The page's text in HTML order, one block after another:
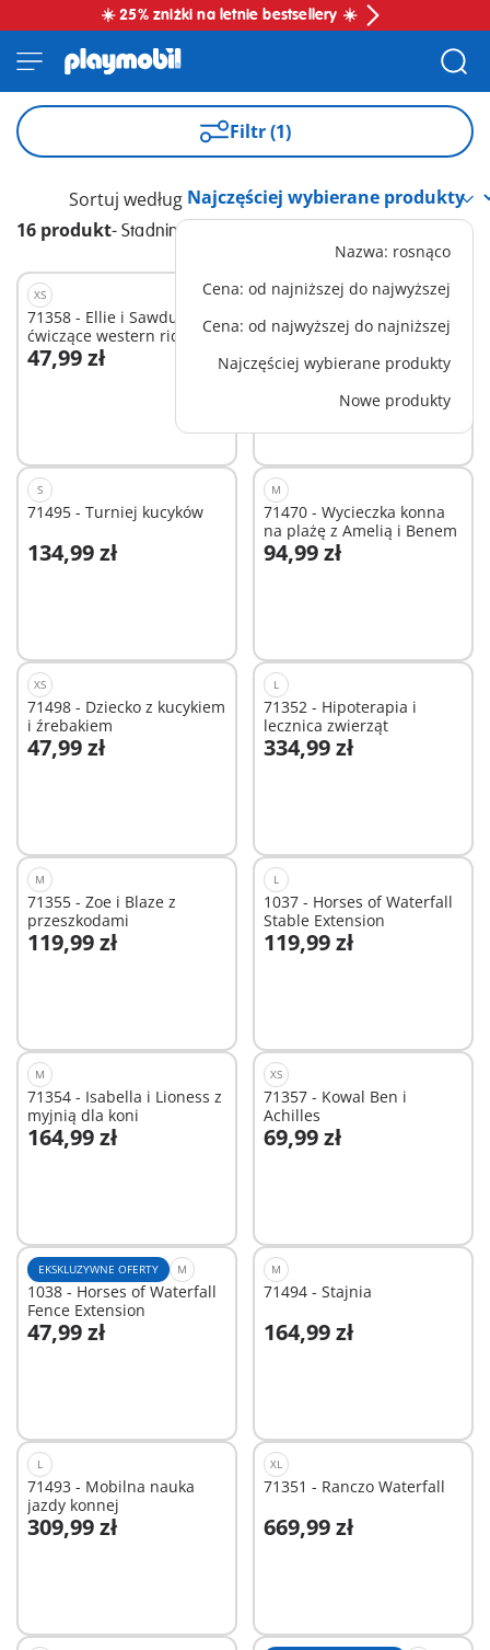
☀️ 25% zniżki na letnie bestsellery ☀️
Filtr (1)
16 produkt- Stadnina koni
Sortuj według
Nazwa: rosnąco
Cena: od najniższej do najwyższej
Cena: od najwyższej do najniższej
Najczęściej wybierane produkty
Nowe produkty
XS
71358 - Ellie i Sawdust
ćwiczące western riding
47,99 zł
Dodaj do koszyka
XS
71496 - Powóz kucyków
69,99 zł
Dodaj do koszyka
S
71495 - Turniej kucyków
134,99 zł
Dodaj do koszyka
M
71470 - Wycieczka konna
na plażę z Amelią i Benem
94,99 zł
Dodaj do koszyka
XS
71498 - Dziecko z kucykiem
i źrebakiem
47,99 zł
Dodaj do koszyka
L
71352 - Hipoterapia i
lecznica zwierząt
334,99 zł
Dodaj do koszyka
M
71355 - Zoe i Blaze z
przeszkodami
119,99 zł
Dodaj do koszyka
L
1037 - Horses of Waterfall
Stable Extension
119,99 zł
Dodaj do koszyka
M
71354 - Isabella i Lioness z
myjnią dla koni
164,99 zł
Dodaj do koszyka
XS
71357 - Kowal Ben i
Achilles
69,99 zł
Dodaj do koszyka
EKSKLUZYWNE OFERTY M
1038 - Horses of Waterfall
Fence Extension
47,99 zł
Dodaj do koszyka
M
71494 - Stajnia
164,99 zł
L
71493 - Mobilna nauka
jazdy konnej
309,99 zł
XL
71351 - Ranczo Waterfall
669,99 zł